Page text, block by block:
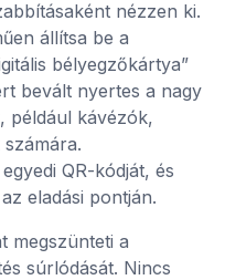
nézzen ki.
állítsa be a
bélyegzőkártya”
bevált nyertes a nagy
például kávézók,
QR-kódját, és
eladási pontján.
megszünteti a
súrlódását. Nincs